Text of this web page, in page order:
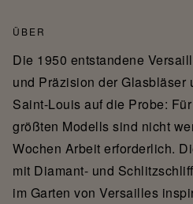
ÜBER
Die 1950 entstandene
und Präzision der Glasbläser
Saint-Louis auf die Probe:
größten Modells sind nicht
Wochen Arbeit erforderlich.
mit Diamant- und
im Garten von Versailles